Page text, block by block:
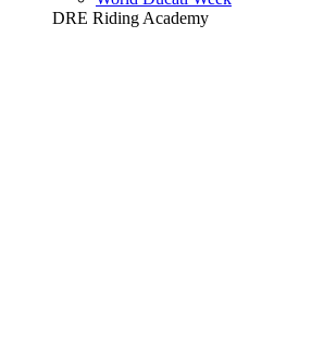
DRE Riding Academy